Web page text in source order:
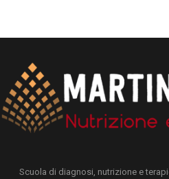
Scuola di diagnosi, nutrizione e